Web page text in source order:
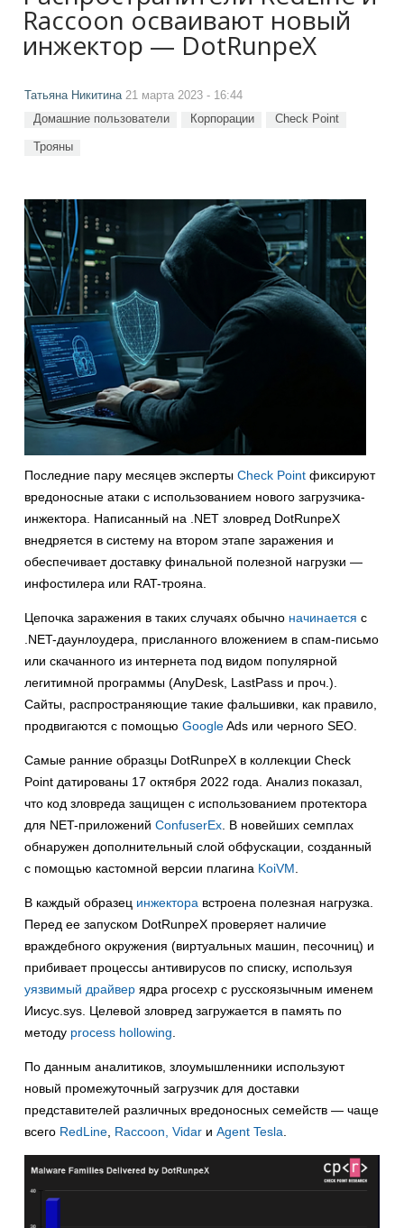
Raccoon осваивают новый
инжектор — DotRunpeX
Татьяна Никитина21 марта 2023 - 16:44
Домашние пользователи Корпорации Check Point
Трояны
Последние пару месяцев эксперты Check Point фиксируют
вредоносные атаки с использованием нового загрузчика-
инжектора. Написанный на .NET зловред DotRunpeX
внедряется в систему на втором этапе заражения и
обеспечивает доставку финальной полезной нагрузки —
инфостилера или RAT-трояна.
Цепочка заражения в таких случаях обычно начинается с
.NET-даунлоудера, присланного вложением в спам-письмо
или скачанного из интернета под видом популярной
легитимной программы (AnyDesk, LastPass и проч.).
Сайты, распространяющие такие фальшивки, как правило,
продвигаются с помощью GoogleAds или черного SEO.
Самые ранние образцы DotRunpeX в коллекции Check
Point датированы 17 октября 2022 года. Анализ показал,
что код зловреда защищен с использованием протектора
для NET-приложений ConfuserEx. В новейших семплах
обнаружен дополнительный слой обфускации, созданный
с помощью кастомной версии плагина KoiVM.
В каждый образец инжектора встроена полезная нагрузка.
Перед ее запуском DotRunpeX проверяет наличие
враждебного окружения (виртуальных машин, песочниц) и
прибивает процессы антивирусов по списку, используя
уязвимый драйвер ядра procexp с русскоязычным именем
Иисус.sys. Целевой зловред загружается в память по
методу process hollowing.
По данным аналитиков, злоумышленники используют
новый промежуточный загрузчик для доставки
представителей различных вредоносных семейств — чаще
всего RedLine, Raccoon, Vidar и Agent Tesla.